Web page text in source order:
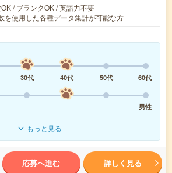
/ ブランクOK / 英語力不要
使用した各種データ集計が可能な方
30代 40代 50代
60代
男性
もっと見る
応募へ進む 詳しく見る